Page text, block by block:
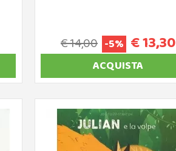
€ 14,00 -5% € 13,30
ACQUISTA